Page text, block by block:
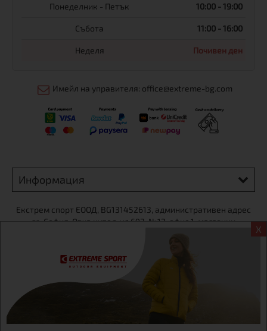
X
Понеделник - Петък 10:00 - 19:00
Събота 11:00 - 16:00
Неделя Почивен ден
Имейл на управителя: office@extreme-bg.com
Информация
Екстрем спорт ЕООД, BG131452613, административен адрес
гр. София, Овча купел, ул.692, №12, офис 1, магазини